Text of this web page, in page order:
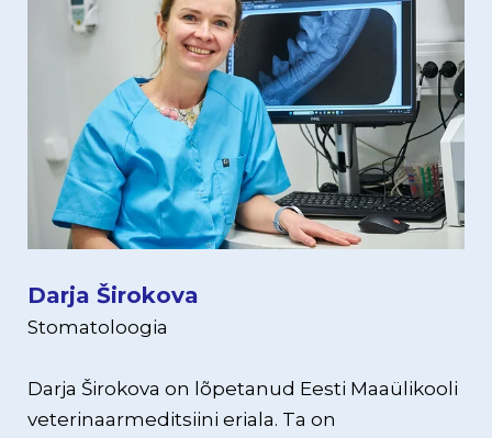
Darja Širokova
Stomatoloogia
Darja Širokova on lõpetanud Eesti Maaülikooli
veterinaarmeditsiini eriala. Ta on